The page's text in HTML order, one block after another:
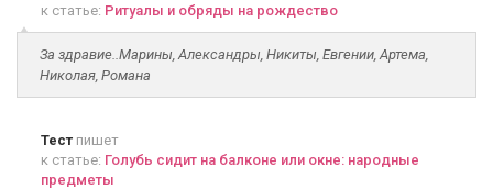
к статье: Ритуалы и обряды на рождество
За здравие..Марины, Александры, Никиты, Евгении, Артема,
Николая, Романа
Тест пишет
к статье: Голубь сидит на балконе или окне: народные
предметы